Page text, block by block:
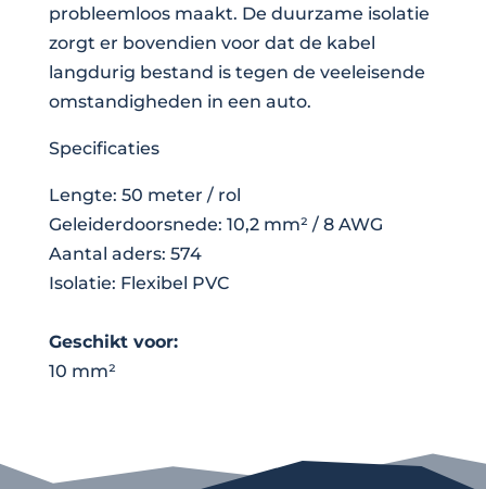
probleemloos maakt. De duurzame isolatie
zorgt er bovendien voor dat de kabel
langdurig bestand is tegen de veeleisende
omstandigheden in een auto.
Specificaties
Lengte: 50 meter / rol
Geleiderdoorsnede: 10,2 mm² / 8 AWG
Aantal aders: 574
Isolatie: Flexibel PVC
Geschikt voor:
10 mm²